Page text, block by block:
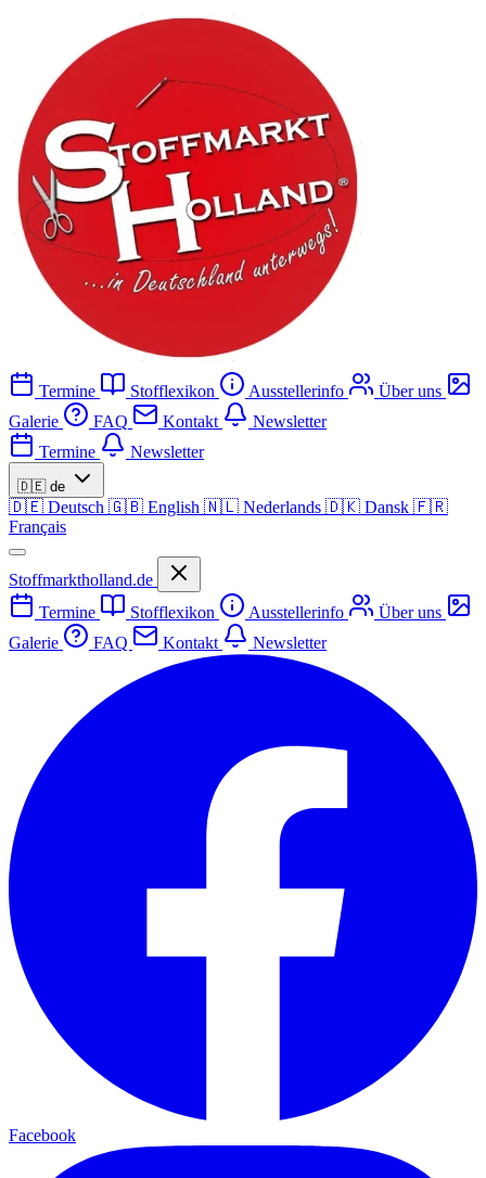
Termine Stofflexikon Ausstellerinfo
Über uns
Galerie
FAQ Kontakt
Newsletter
Termine
Newsletter
🇩🇪 de
🇩🇪 Deutsch 🇬🇧 English 🇳🇱 Nederlands 🇩🇰 Dansk 🇫🇷
Français
Stoffmarktholland.de
Termine
Stofflexikon Ausstellerinfo
Über uns
Galerie
FAQ Kontakt Newsletter
Facebook